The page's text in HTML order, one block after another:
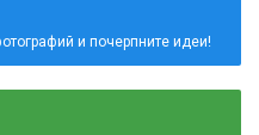
и почерпните идеи!